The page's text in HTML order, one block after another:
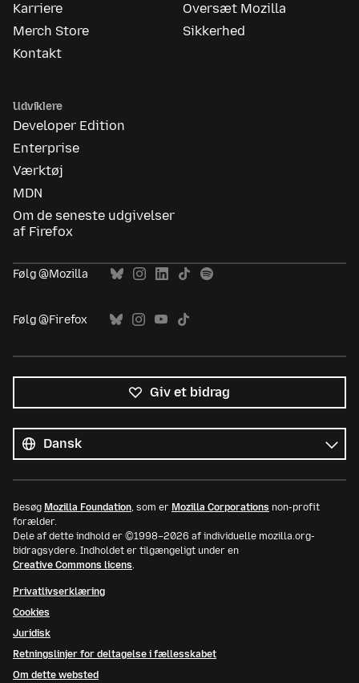
Karriere
Merch Store
Kontakt
Oversæt Mozilla
Sikkerhed
Udviklere
Developer Edition
Enterprise
Værktøj
MDN
Om de seneste udgivelser
af Firefox
Følg @Mozilla
Følg @Firefox
Giv et bidrag
sprog
Sprog
Besøg Mozilla Foundation, som er Mozilla Corporations non-profit
forælder.
Dele af dette indhold er ©1998–2026 af individuelle mozilla.org-
bidragsydere. Indholdet er tilgængeligt under en
Creative Commons licens.
Privatlivserklæring
Cookies
Juridisk
Retningslinjer for deltagelse i fællesskabet
Om dette websted